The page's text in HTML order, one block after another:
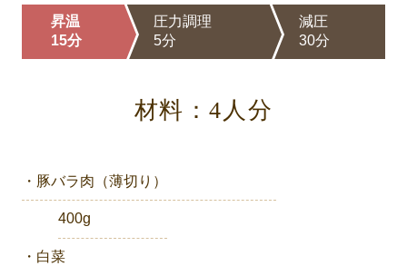
昇温
15分
圧力調理
5分
減圧
30分
材料：4人分
・豚バラ肉（薄切り）
400g
・白菜